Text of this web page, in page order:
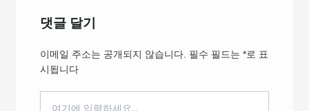
댓글 달기
이메일 주소는 공개되지 않습니다. 필수 필드는 *로 표
시됩니다